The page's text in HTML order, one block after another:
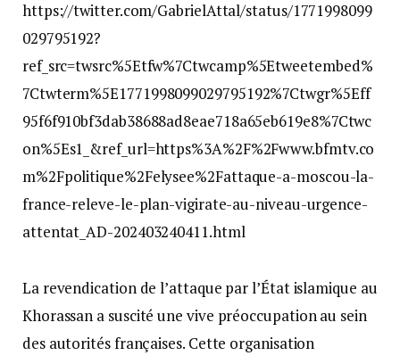
https://twitter.com/GabrielAttal/status/1771998099
029795192?
ref_src=twsrc%5Etfw%7Ctwcamp%5Etweetembed%
7Ctwterm%5E1771998099029795192%7Ctwgr%5Eff
95f6f910bf3dab38688ad8eae718a65eb619e8%7Ctwc
on%5Es1_&ref_url=https%3A%2F%2Fwww.bfmtv.co
m%2Fpolitique%2Felysee%2Fattaque-a-moscou-la-
france-releve-le-plan-vigirate-au-niveau-urgence-
attentat_AD-202403240411.html
La revendication de l’attaque par l’État islamique au
Khorassan a suscité une vive préoccupation au sein
des autorités françaises. Cette organisation